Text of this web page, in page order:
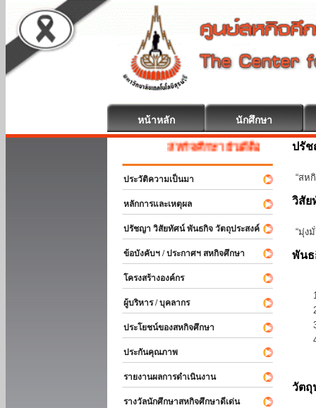
หน้าหลัก นักศึกษา
สหกิจศึกษา ยินดีต้อนรับ
ประวัติความเป็นมา
หลักการและเหตุผล
ปรัชญา วิสัยทัศน์ พันธกิจ วัตถุประสงค์
ข้อบังคับฯ / ประกาศฯ สหกิจศึกษา
โครงสร้างองค์กร
ผู้บริหาร / บุคลากร
ประโยชน์ของสหกิจศึกษา
ประกันคุณภาพ
รายงานผลการดำเนินงาน
รางวัลนักศึกษาสหกิจศึกษาดีเด่น
ปรั
“สห
วิสัย
“มุ่ง
พัน
วัตถุ